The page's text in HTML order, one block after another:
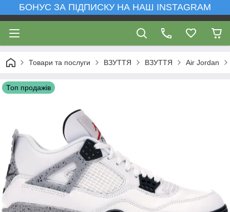
БОНУС ЗА ПІДПИСКУ НА НАШ INSTAGRAM
Товари та послуги ВЗУТТЯ ВЗУТТЯ Air Jordan
Топ продажів